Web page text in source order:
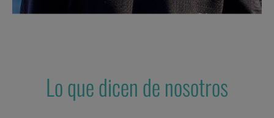
Lo que dicen de nosotros